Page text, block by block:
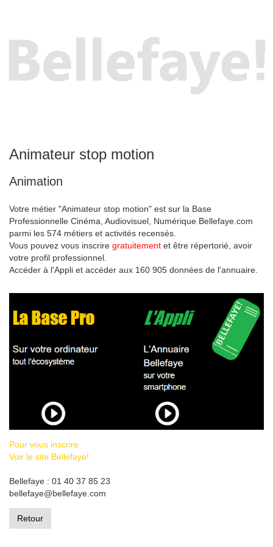
Animateur stop motion
Animation
Votre métier "Animateur stop motion" est sur la Base
Professionnelle Cinéma, Audiovisuel, Numérique Bellefaye.com
parmi les 574 métiers et activités recensés.
Vous pouvez vous inscrire gratuitement et être répertorié, avoir
votre profil professionnel.
Accéder à l'Appli et accéder aux 160 905 données de l'annuaire.
Pour vous inscrire
Voir le site Bellefaye!
Bellefaye : 01 40 37 85 23
bellefaye@bellefaye.com
Retour